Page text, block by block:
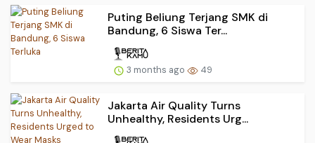
Puting Beliung Terjang SMK di
Bandung, 6 Siswa Ter...
3 months ago 49
Jakarta Air Quality Turns
Unhealthy, Residents Urg...